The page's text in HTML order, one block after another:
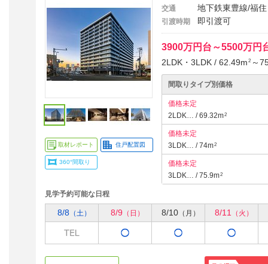
取材レポート 住戸配置図
360°間取り
交通 地下鉄東豊線/福
引渡時期 即引渡可
3900万円台～5500万円
2LDK・3LDK / 62.49m 2 ～
間取りタイプ別価格
価格未定
2LDK… / 69.32m2
価格未定
3LDK… / 74m2
価格未定
3LDK… / 75.9m2
見学予約可能な日程
8/8 （土） 8/9 （日） 8/10 （月） 8/11 （火）